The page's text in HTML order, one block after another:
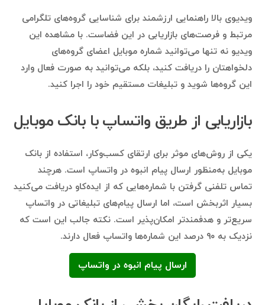
ویدیوی بالا راهنمایی ارزشمند برای شناسایی گروه‌های تلگرامی
مرتبط و فرصت‌های بازاریابی در این فضاست. با مشاهده این
ویدیو نه تنها می‌توانید شماره موبایل اعضای گروه‌های
دلخواهتان را دریافت کنید، بلکه می‌توانید به صورت فعال وارد
این گروه‌ها شوید و تبلیغات مستقیم خود را اجرا کنید.
بازاریابی از طریق واتساپ با بانک موبایل
یکی از روش‌های موثر برای ارتقای کسب‌وکار، استفاده از بانک
موبایل به‌منظور ارسال پیام انبوه در واتساپ است. هرچند
تماس تلفنی گرفتن با شماره‌هایی که از ایده‌کاو دریافت می‌کنید
بسیار اثربخش است، اما ارسال پیام‌های تبلیغاتی در واتساپ
سریع‌تر و هدفمندتر امکان‌پذیر است. نکته جالب این است که
نزدیک به ۹۰ درصد این شماره‌ها واتساپ فعال دارند.
ارسال پیام انبوه در واتساپ